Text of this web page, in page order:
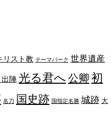
リスト教 テーマパーク 世界遺産
陣 光る君へ 公卿 初
名刀 国史跡 国指定名勝 城跡 大